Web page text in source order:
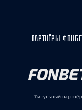
ПАРТНЁРЫ
Титульный партнёр